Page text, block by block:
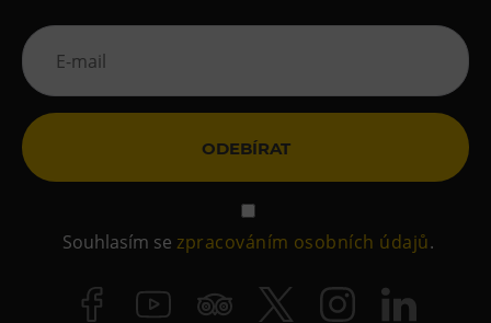
ODEBÍRAT
Souhlasím sezpracováním osobních údajů.